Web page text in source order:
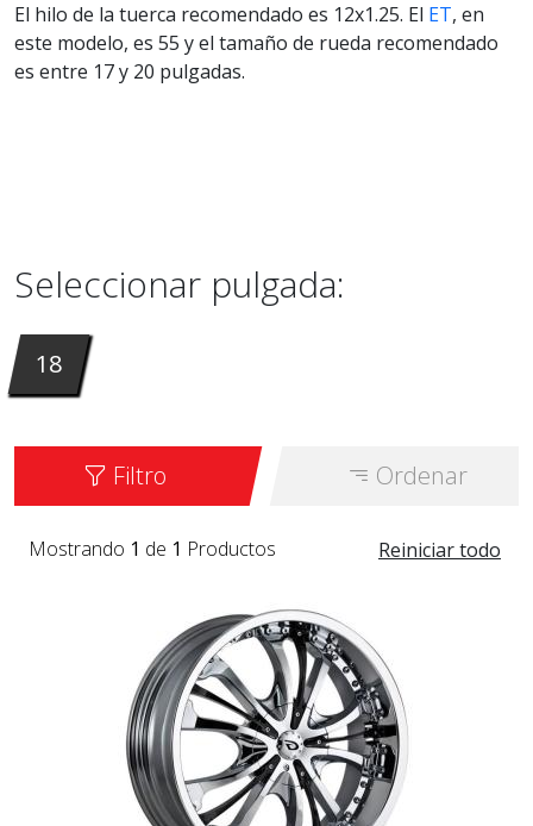
El hilo de la tuerca recomendado es 12x1.25. El ET, en
este modelo, es 55 y el tamaño de rueda recomendado
es entre 17 y 20 pulgadas.
Seleccionar pulgada:
18
Filtro Ordenar
Reiniciar todo
Mostrando 1 de 1 Productos